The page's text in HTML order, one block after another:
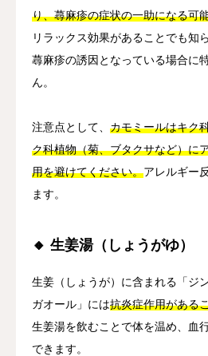
り、蕁麻疹の症状の一助になる可
リラックス効果があることでも知
蕁麻疹の誘因となっている場合に
ん。
注意点として、 カモミールはキク
ク科植物（菊、ブタクサなど）に
用を避けてください。アレルギー
ます。
🔸 生姜湯（しょうがゆ）
生姜（しょうが）に含まれる「ジ
ガオール」には抗炎症作用がある
生姜湯を飲むことで体を温め、血
できます。